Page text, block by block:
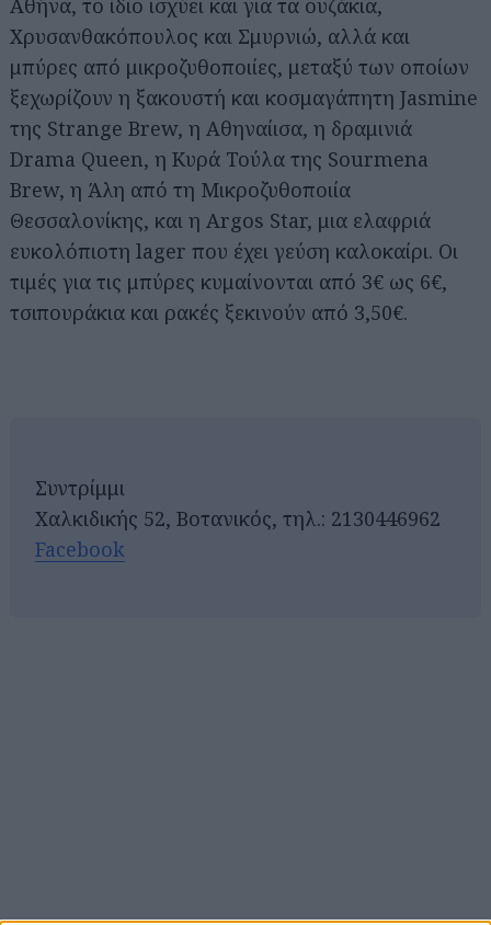
Αθήνα, το ίδιο ισχύει και για τα ουζάκια,
Χρυσανθακόπουλος και Σμυρνιώ, αλλά και
μπύρες από μικροζυθοποιίες, μεταξύ των οποίων
ξεχωρίζουν η ξακουστή και κοσμαγάπητη Jasmine
της Strange Brew, η Αθηναίισα, η δραμινιά
Drama Queen, η Κυρά Τούλα της Sourmena
Brew, η Άλη από τη Μικροζυθοποιία
Θεσσαλονίκης, και η Argos Star, μια ελαφριά
ευκολόπιοτη lager που έχει γεύση καλοκαίρι. Οι
τιμές για τις μπύρες κυμαίνονται από 3€ ως 6€,
τσιπουράκια και ρακές ξεκινούν από 3,50€.
Συντρίμμι
Χαλκιδικής 52, Βοτανικός, τηλ.: 2130446962
Facebook